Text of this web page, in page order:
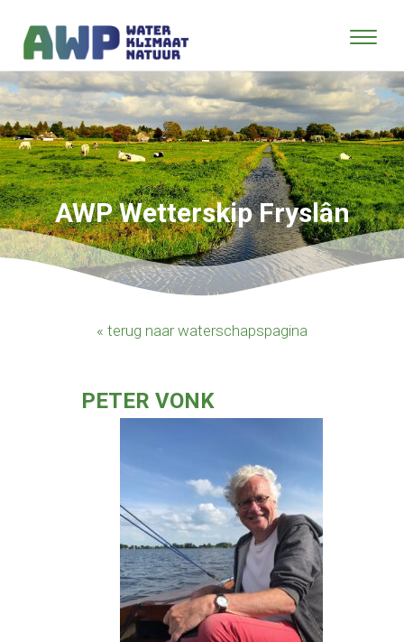
AWP Wetterskip Fryslân
« terug naar waterschapspagina
PETER VONK